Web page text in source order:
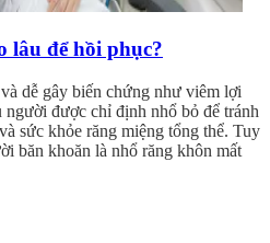
lâu để hồi phục?
dễ gây biến chứng như viêm lợi
được chỉ định nhổ bỏ để tránh
sức khỏe răng miệng tổng thể. Tuy
băn khoăn là nhổ răng khôn mất